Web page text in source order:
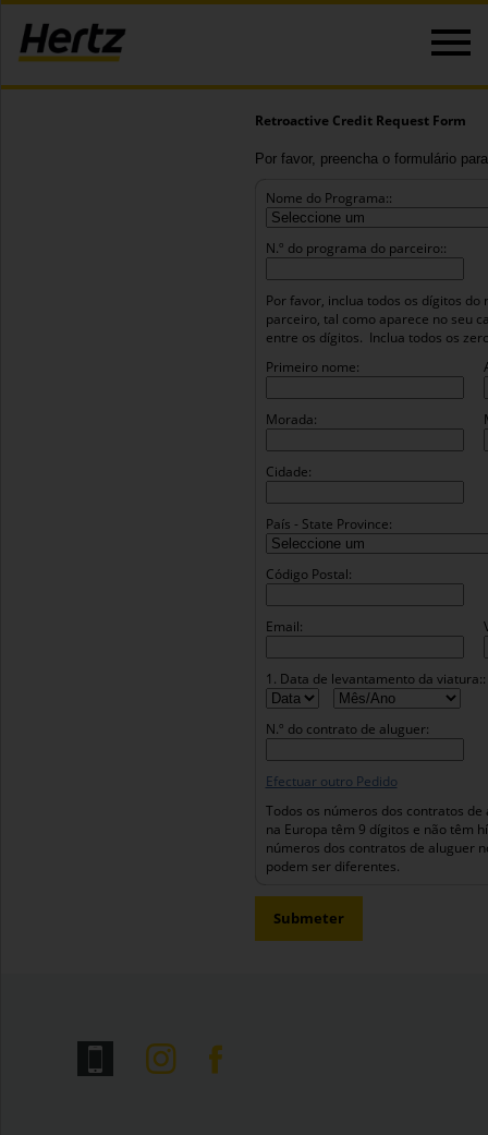
Retroactive Credit Request Form
Por favor, preencha o formulário
Nome do Programa::
N.º do programa do parceiro::
Por favor, inclua todos os dígitos
parceiro, tal como aparece no seu
entre os dígitos. Inclua todos os
Primeiro nome:
Morada:
Cidade:
País - State Province:
Código Postal:
Email:
1. Data de levantamento da viatura::
N.º do contrato de aluguer:
Efectuar outro Pedido
Todos os números dos contratos de
na Europa têm 9 dígitos e não têm
números dos contratos de aluguer
podem ser diferentes.
Submeter